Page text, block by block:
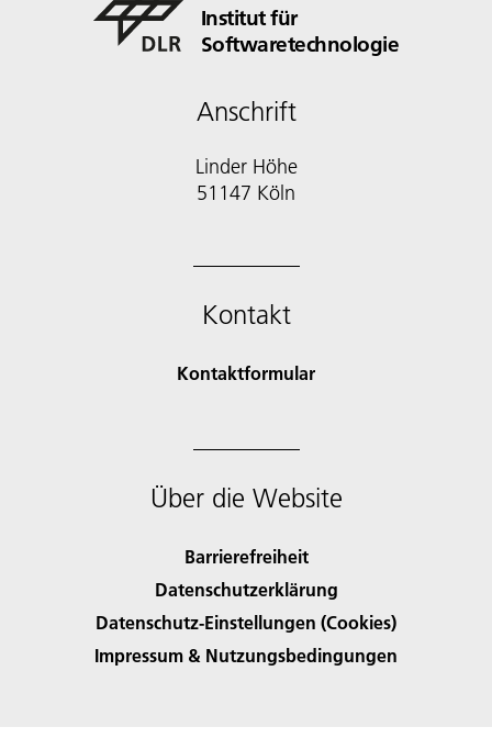
Institut für
Softwaretechnologie
Anschrift
Linder Höhe
51147 Köln
Kontakt
Kontaktformular
Über die Website
Barrierefreiheit
Datenschutzerklärung
Datenschutz-Einstellungen (Cookies)
Impressum & Nutzungsbedingungen